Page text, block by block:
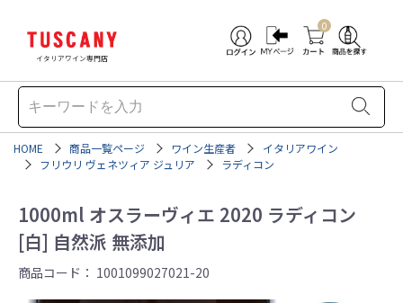
イタリアワイン専門店
0
HOME 商品一覧ページ ワイン生産者
イタリアワイン
フリウリ ヴェネツィア ジュリア
ラディコン
1000ml オスラーヴィエ 2020 ラディコン
[白] 自然派 無添加
商品コード： 1001099027021-20